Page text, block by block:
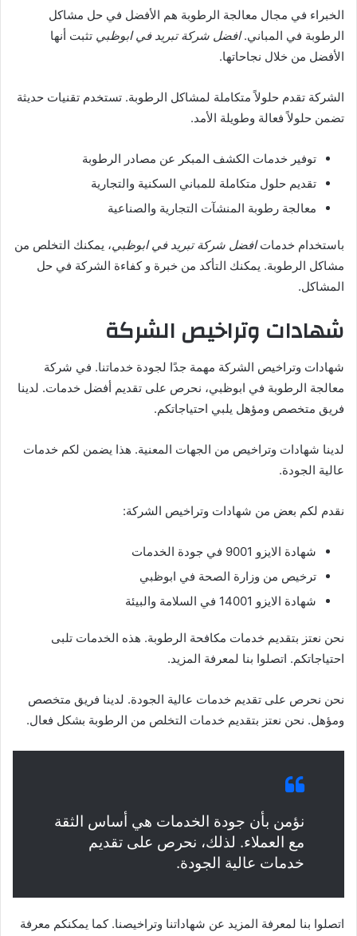
الخبراء في مجال معالجة الرطوبة هم الأفضل في حل مشاكل
الرطوبة في المباني.افضل شركة تبريد في ابوظبي تثبت أنها
الأفضل من خلال نجاحاتها.
الشركة تقدم حلولاً متكاملة لمشاكل الرطوبة. تستخدم تقنيات حديثة
تضمن حلولاً فعالة وطويلة الأمد.
توفير خدمات الكشف المبكر عن مصادر الرطوبة
تقديم حلول متكاملة للمباني السكنية والتجارية
معالجة رطوبة المنشآت التجارية والصناعية
باستخدام خدماتافضل شركة تبريد في ابوظبي، يمكنك التخلص من
مشاكل الرطوبة. يمكنك التأكد من خبرة و كفاءة الشركة في حل
المشاكل.
شهادات وتراخيص الشركة
شهادات وتراخيص الشركة مهمة جدًا لجودة خدماتنا. في شركة
معالجة الرطوبة في ابوظبي، نحرص على تقديم أفضل خدمات. لدينا
فريق متخصص ومؤهل يلبي احتياجاتكم.
لدينا شهادات وتراخيص من الجهات المعنية. هذا يضمن لكم خدمات
عالية الجودة.
نقدم لكم بعض من شهادات وتراخيص الشركة:
شهادة الايزو 9001 في جودة الخدمات
ترخيص من وزارة الصحة في ابوظبي
شهادة الايزو 14001 في السلامة والبيئة
نحن نعتز بتقديم خدمات مكافحة الرطوبة. هذه الخدمات تلبى
احتياجاتكم. اتصلوا بنا لمعرفة المزيد.
نحن نحرص على تقديم خدمات عالية الجودة. لدينا فريق متخصص
ومؤهل. نحن نعتز بتقديم خدمات التخلص من الرطوبة بشكل فعال.
نؤمن بأن جودة الخدمات هي أساس الثقة
مع العملاء. لذلك، نحرص على تقديم
خدمات عالية الجودة.
اتصلوا بنا لمعرفة المزيد عن شهاداتنا وتراخيصنا. كما يمكنكم معرفة